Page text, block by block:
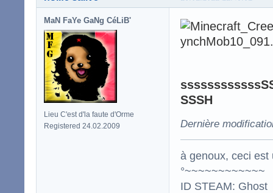
MaN FaYe GaNg CéLiB'
Lieu C'est d'la faute d'Orme
Registered 24.02.2009
SSSH
Dernière
à genoux, ceci est
°~~~~~~~~~~~~
ID STEAM: Ghost